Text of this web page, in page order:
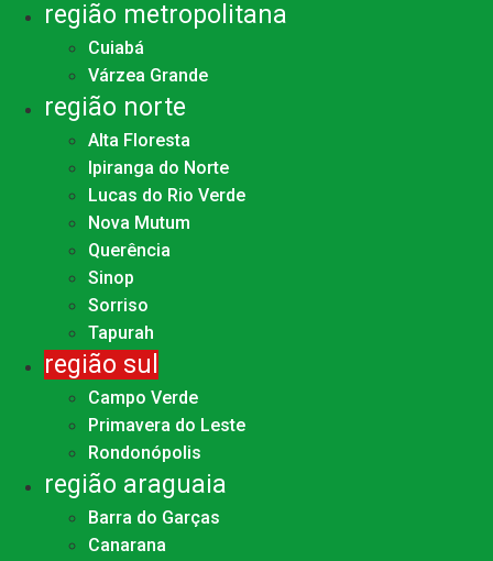
região metropolitana
Cuiabá
Várzea Grande
região norte
Alta Floresta
Ipiranga do Norte
Lucas do Rio Verde
Nova Mutum
Querência
Sinop
Sorriso
Tapurah
região sul
Campo Verde
Primavera do Leste
Rondonópolis
região araguaia
Barra do Garças
Canarana